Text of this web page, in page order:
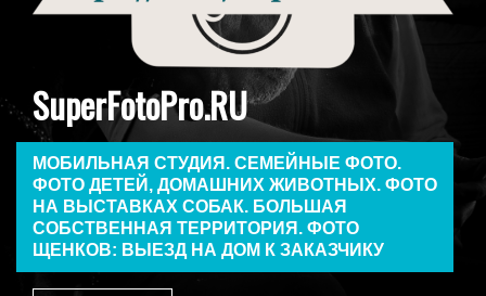
SuperFotoPro.RU
МОБИЛЬНАЯ СТУДИЯ. СЕМЕЙНЫЕ ФОТО.
ФОТО ДЕТЕЙ, ДОМАШНИХ ЖИВОТНЫХ. ФОТО
НА ВЫСТАВКАХ СОБАК. БОЛЬШАЯ
СОБСТВЕННАЯ ТЕРРИТОРИЯ. ФОТО
ЩЕНКОВ: ВЫЕЗД НА ДОМ К ЗАКАЗЧИКУ